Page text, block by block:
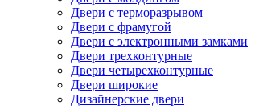
Двери с терморазрывом
Двери с фрамугой
Двери с электронными замками
Двери трехконтурные
Двери четырехконтурные
Двери широкие
Дизайнерские двери